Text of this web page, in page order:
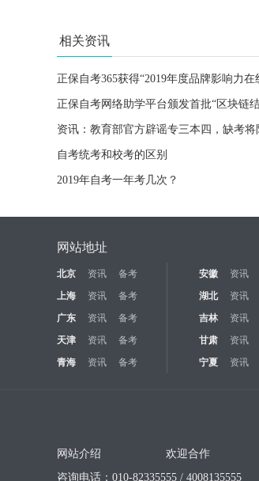
相关资讯
正保自考365获得“2019年度品牌影响力
正保自考网络助学平台颁发首批“区块链
自考统考和校考的区别
2019年自考一年考几次？
网站地址
北京 资讯 备考 安徽 资讯
上海
资讯 备考 湖北 资讯
广东
资讯 备考 吉林 资讯
天津
资讯 备考 甘肃 资讯
青海
资讯 备考 宁夏 资讯
网站介绍 欢迎合作
咨询电话：010-82335555 / 4008135555